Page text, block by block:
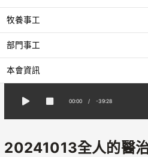
牧養事工
部門事工
本會資訊
00:00 / -39:28
20241013全人的醫